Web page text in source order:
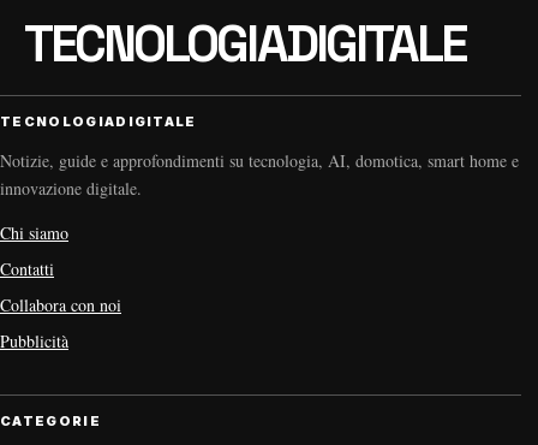
TECNOLOGIADIGITALE
Notizie, guide e approfondimenti su tecnologia, AI, domotica, smart home e
innovazione digitale.
Chi siamo
Contatti
Collabora con noi
Pubblicità
CATEGORIE